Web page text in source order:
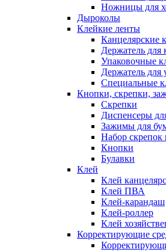
Ножницы для
Дыроколы
Клейкие ленты
Канцелярские
Держатель для
Упаковочные
Держатель для
Специальные
Кнопки, скрепки,
Скрепки
Диспенсеры
Зажимы для
Набор скрепок
Кнопки
Булавки
Клей
Клей
Клей ПВА
Клей-карандаш
Клей-роллер
Клей
Корректирующие